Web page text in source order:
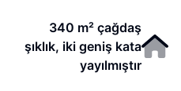
340 m² çağdaş
şıklık, iki geniş kata
yayılmıştır